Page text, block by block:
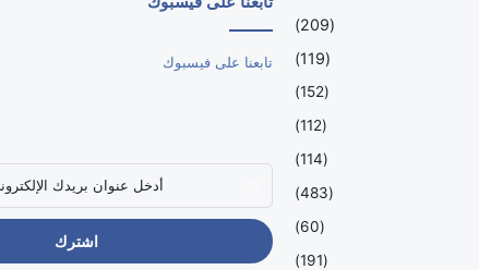
(209)
(119)
(152)
(112)
(114)
(483)
(60)
(191)
تابعنا على فيسبوك
بريدك
الإلكتروني